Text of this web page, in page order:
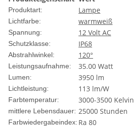
Produktart: Lampe
Lichtfarbe: warmweiß
Spannung: 12 Volt AC
Schutzklasse: IP68
Abstrahlwinkel: 120°
Leistungsaufnahme: 35.00 Watt
Lumen: 3950 lm
Lichtleistung: 113 lm/W
Farbtemperatur: 3000-3500 Kelvin
mittlere Lebensdauer: 25000 Stunden
Farbwiedergabeindex: Ra 80